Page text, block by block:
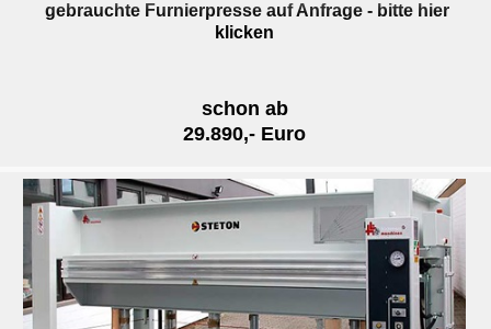
gebrauchte Furnierpresse auf Anfrage- bitte hier
klicken
schon ab
29.890,- Euro